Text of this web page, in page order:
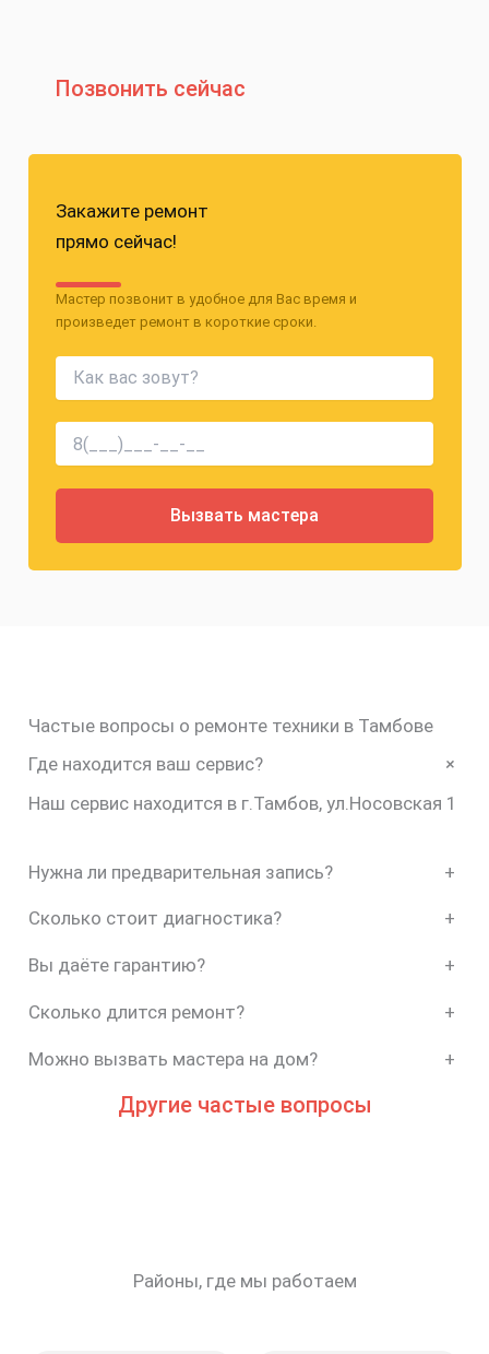
Позвонить сейчас
Закажите ремонт
прямо сейчас!
Мастер позвонит в удобное для Вас время и
произведет ремонт в короткие сроки.
Частые вопросы о ремонте техники в Тамбове
Где находится ваш сервис?
+
Наш сервис находится в г.Тамбов, ул.Носовская 1
Нужна ли предварительная запись? +
Сколько стоит диагностика? +
Вы даёте гарантию? +
Сколько длится ремонт? +
Можно вызвать мастера на дом? +
Другие частые вопросы
Районы, где мы работаем